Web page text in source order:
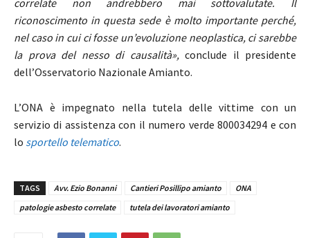
correlate non andrebbero mai sottovalutate. Il
riconoscimento in questa sede è molto importante perché,
nel caso in cui ci fosse un’evoluzione neoplastica, ci sarebbe
la prova del nesso di causalità», conclude il presidente
dell’Osservatorio Nazionale Amianto.
L’ONA è impegnato nella tutela delle vittime con un
servizio di assistenza con il numero verde 800034294 e con
lo sportello telematico.
TAGS Avv. Ezio Bonanni Cantieri Posillipo amianto
ONA
patologie asbesto correlate
tutela dei lavoratori amianto